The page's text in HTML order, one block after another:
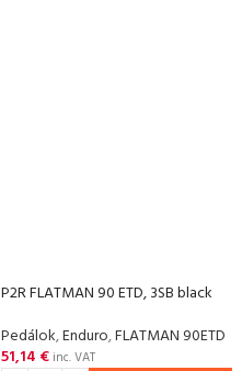
P2R FLATMAN 90 ETD, 3SB black
Pedálok,Enduro,FLATMAN 90ETD
51,14 € inc. VAT